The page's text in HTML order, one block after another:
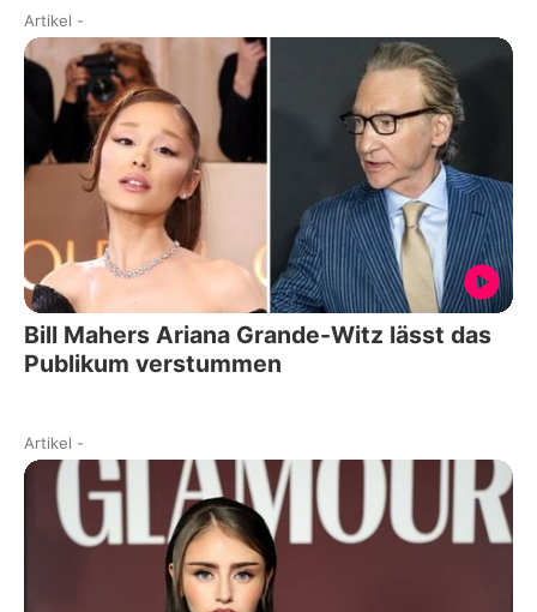
Artikel -
Bill Mahers Ariana Grande-Witz lässt das
Publikum verstummen
Artikel -